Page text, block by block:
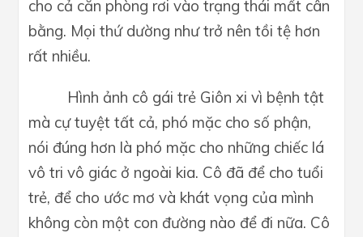
cho cả căn phòng rơi vào trạng thái mất cân
bằng. Mọi thứ dường như trở nên tồi tệ hơn
rất nhiều.
Hình ảnh cô gái trẻ Giôn xi vì bệnh tật
mà cự tuyệt tất cả, phó mặc cho số phận,
nói đúng hơn là phó mặc cho những chiếc lá
vô tri vô giác ở ngoài kia. Cô đã để cho tuổi
trẻ, để cho ước mơ và khát vọng của mình
không còn một con đường nào để đi nữa. Cô